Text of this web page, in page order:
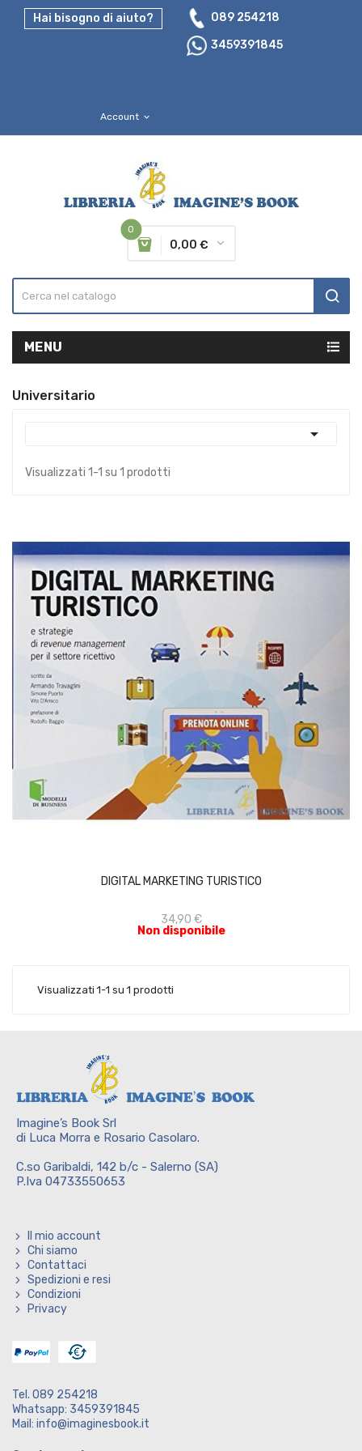
Hai bisogno di aiuto?
089 254218
3459391845
Account expand_more
0
0,00 €
MENU
Universitario

Visualizzati 1-1 su 1 prodotti
DIGITAL MARKETING TURISTICO
34,90 €
Non disponibile
Visualizzati 1-1 su 1 prodotti
Imagine’s Book Srl
di Luca Morra e Rosario Casolaro.
C.so Garibaldi, 142 b/c - Salerno (SA)
P.Iva 04733550653
Il mio account
Chi siamo
Contattaci
Spedizioni e resi
Condizioni
Privacy
Tel. 089 254218
Whatsapp: 3459391845
Mail: info@imaginesbook.it